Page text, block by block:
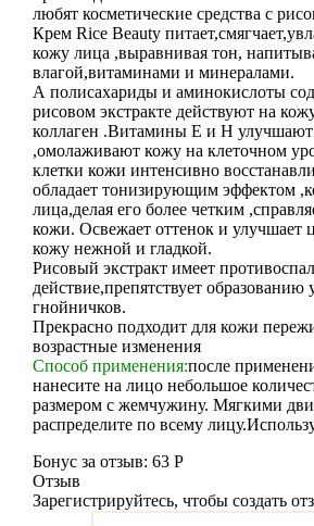
любят косметические средства с
Крем Rice Beauty
кожу лица ,выравнивая тон,
влагой,витаминами и минералами.
А полисахариды и аминокислоты
рисовом экстракте действуют на
коллаген .Витамины Е и H
,омолаживают кожу на клеточном
клетки кожи интенсивно
обладает тонизирующим эффектом
лица,делая его более четким
кожи. Освежает оттенок и улучшает
кожу нежной и гладкой.
Рисовый экстракт имеет
действие,препятствует
гнойничков.
Прекрасно подходит для кожи
возрастные изменения
Cпособ применения:после
нанесите на лицо небольшое
размером с жемчужину. Мягкими
распределите по всему
Бонус за отзыв: 63 Р
Отзыв
Зарегистрируйтесь, чтобы создать